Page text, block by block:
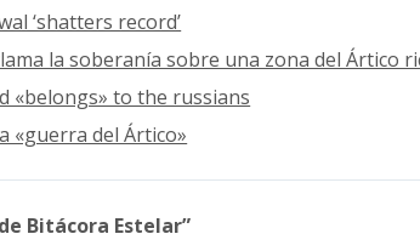
‘shatters record’
la soberanía sobre una zona del Ártico
«belongs» to the russians
«guerra del Ártico»
Bitácora Estelar”